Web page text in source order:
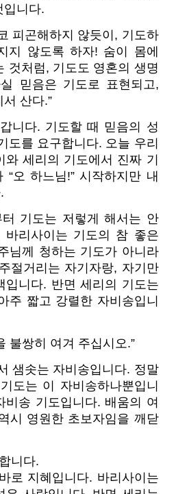
입니다.
피곤해하지 않듯이, 기도하
지 않도록 하자! 숨이 몸에
것처럼, 기도도 영혼의 생명
믿음은 기도로 표현되고,
산다.”
니다. 기도할 때 믿음의 성
도를 요구합니다. 오늘 우리
와 세리의 기도에서 진짜 기
“오 하느님!” 시작하지만 내
기도는 저렇게 해서는 안
리사이는 기도의 참 좋은
님께 청하는 기도가 아니라
절거리는 자기자랑, 자기만
입니다. 반면 세리의 기도는
주 짧고 강렬한 자비송입니
불쌍히 여겨 주십시오.”
샘솟는 자비송입니다. 정말
도는 이 자비송하나뿐입니
송 기도입니다. 배움의 여
시 영원한 초보자임을 깨닫
니다.
로 지혜입니다. 바리사이는